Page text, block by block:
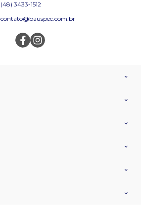
(48) 3433-1512
contato@bauspec.com.br